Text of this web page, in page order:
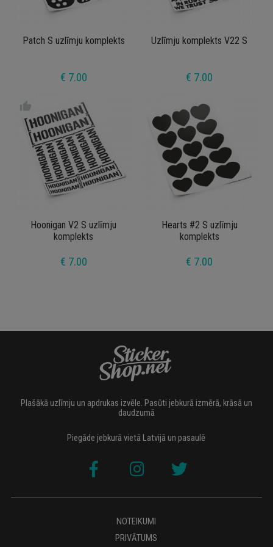
Patch S uzlīmju komplekts
€ 7.00
Uzlīmju komplekts V22 S
€ 7.00
Hoonigan V2 S uzlīmju
komplekts
€ 7.00
thumb_up
Hearts #2 S uzlīmju
komplekts
€ 7.00
Plašākā uzlīmju un apdrukas izvēle. Pasūti jebkurā izmērā, krāsā un
daudzumā
Piegāde jebkurā vietā Latvijā un pasaulē
NOTEIKUMI
PRIVĀTUMS